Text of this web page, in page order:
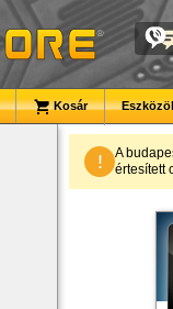
Kosár
! A
értesített